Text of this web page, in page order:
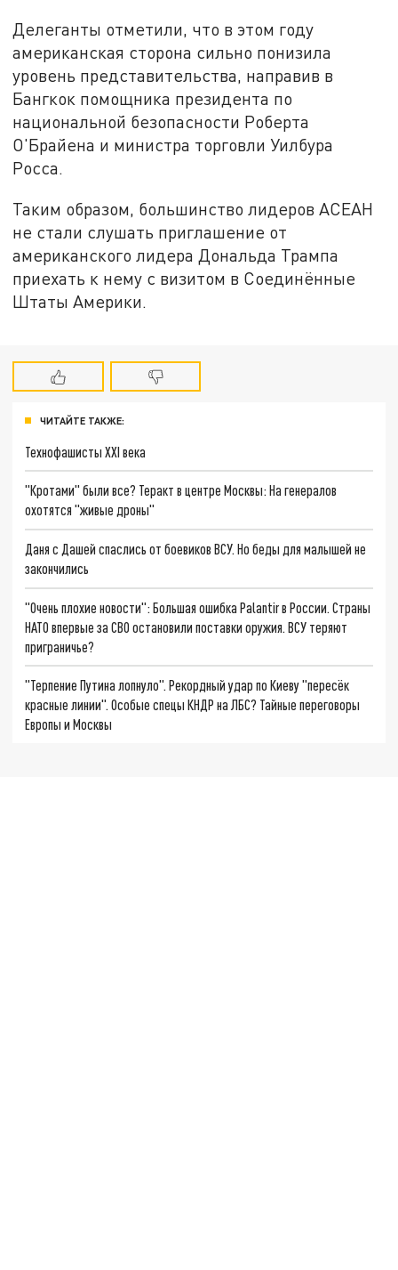
Делеганты отметили, что в этом году
американская сторона сильно понизила
уровень представительства, направив в
Бангкок помощника президента по
национальной безопасности Роберта
О'Брайена и министра торговли Уилбура
Росса.
Таким образом, большинство лидеров АСЕАН
не стали слушать приглашение от
американского лидера Дональда Трампа
приехать к нему с визитом в Соединённые
Штаты Америки.
ЧИТАЙТЕ ТАКЖЕ:
Технофашисты XXI века
"Кротами" были все? Теракт в центре Москвы: На генералов
охотятся "живые дроны"
Даня с Дашей спаслись от боевиков ВСУ. Но беды для малышей не
закончились
"Очень плохие новости": Большая ошибка Palantir в России. Страны
НАТО впервые за СВО остановили поставки оружия. ВСУ теряют
приграничье?
"Терпение Путина лопнуло". Рекордный удар по Киеву "пересёк
красные линии". Особые спецы КНДР на ЛБС? Тайные переговоры
Европы и Москвы